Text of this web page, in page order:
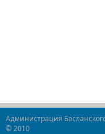
Администрация
© 2010